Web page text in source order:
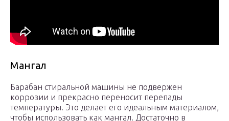
Мангал
Барабан стиральной машины не подвержен
коррозии и прекрасно переносит перепады
температуры. Это делает его идеальным материалом,
чтобы использовать как мангал. Достаточно в